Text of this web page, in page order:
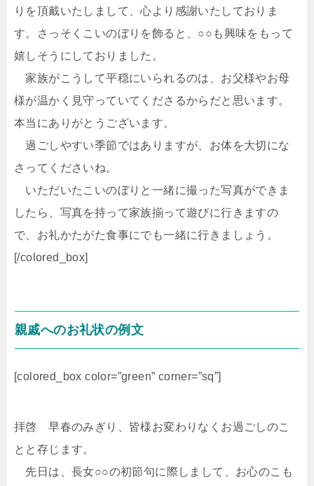
りを頂戴いたしまして、心より感謝いたしておりま
す。さっそくこいのぼりを飾ると、○○も興味をもって
嬉しそうにしておりました。
家族がこうして平穏にいられるのは、お父様やお母
様が温かく見守っていてくださるからだと思います。
本当にありがとうございます。
過ごしやすい季節ではありますが、お体を大切にな
さってくださいね。
いただいたこいのぼりと一緒に撮った写真ができま
したら、写真を持って家族揃って遊びに行きますの
で、お礼かたがた食事にでも一緒に行きましょう。
[/colored_box]
親戚へのお礼状の例文
[colored_box color=”green” corner=”sq”]
拝啓 早春のみぎり、皆様お変わりなくお過ごしのこ
とと存じます。
先日は、長女○○の初節句に際しまして、お心のこも